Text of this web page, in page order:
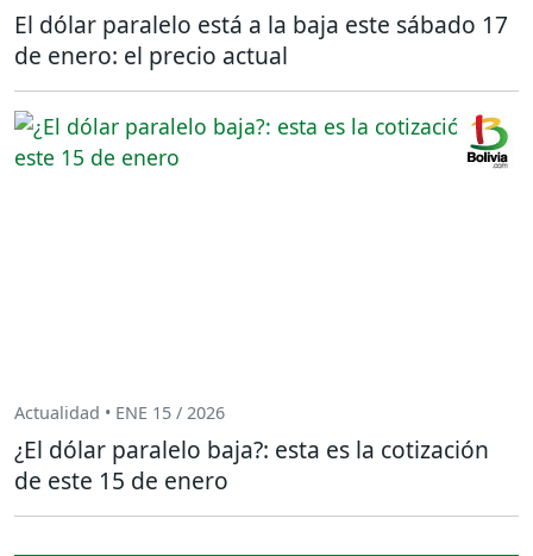
El dólar paralelo está a la baja este sábado 17
de enero: el precio actual
Actualidad • ENE 15 / 2026
¿El dólar paralelo baja?: esta es la cotización
de este 15 de enero